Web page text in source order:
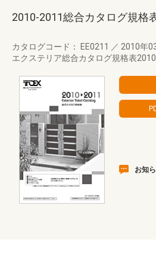
2010-2011総合カタログ規格
カタログコード： EE0211 ／ 2010年
エクステリア総合カタログ規格表
お知